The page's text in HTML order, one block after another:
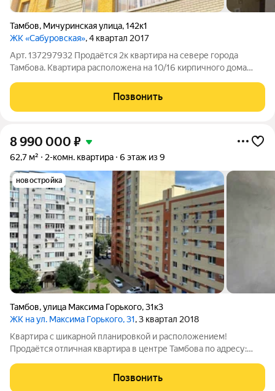
Тамбов, Мичуринская улица,142к1
ЖК «Сабуровская», 4 квартал 2017
Арт. 137297932 Продаётся 2к квартира на севере города
Тамбова. Квартира расположена на 10/16 кирпичного дома
изолированные (распашонка), кухня - 12 кв.м. с выходом на
лоджию, гостиная - 20 кв.м.
Позвонить
8 990 000 ₽
62,7 м² 2-комн. квартира 6 этаж из 9
новостройка
Тамбов,улица Максима Горького,31к3
ЖК на ул. Максима Горького, 31, 3 квартал 2018
Квартира с шикарной планировкой и расположением!
Продаётся отличная квартира в центре Тамбова по адресу:
комфортной жизни в уютном районе. Эта светлая и просторная
квартира предлагает все
Позвонить